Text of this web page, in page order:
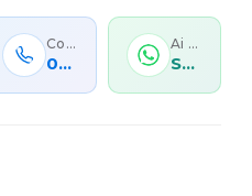
Contactează-ne
0767 278 100
Ai o comandă personalizată?
Scrie-ne acum